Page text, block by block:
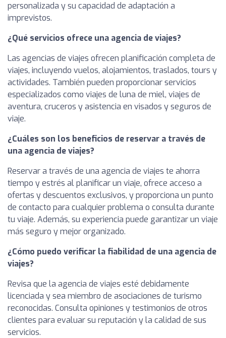
personalizada y su capacidad de adaptación a
imprevistos.
¿Qué servicios ofrece una agencia de viajes?
Las agencias de viajes ofrecen planificación completa de
viajes, incluyendo vuelos, alojamientos, traslados, tours y
actividades. También pueden proporcionar servicios
especializados como viajes de luna de miel, viajes de
aventura, cruceros y asistencia en visados y seguros de
viaje.
¿Cuáles son los beneficios de reservar a través de
una agencia de viajes?
Reservar a través de una agencia de viajes te ahorra
tiempo y estrés al planificar un viaje, ofrece acceso a
ofertas y descuentos exclusivos, y proporciona un punto
de contacto para cualquier problema o consulta durante
tu viaje. Además, su experiencia puede garantizar un viaje
más seguro y mejor organizado.
¿Cómo puedo verificar la fiabilidad de una agencia de
viajes?
Revisa que la agencia de viajes esté debidamente
licenciada y sea miembro de asociaciones de turismo
reconocidas. Consulta opiniones y testimonios de otros
clientes para evaluar su reputación y la calidad de sus
servicios.